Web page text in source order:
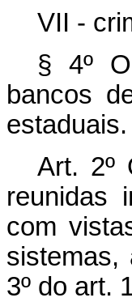
VII -
§ 4º
bancos
estaduais.
Art. 2º
reunidas
com
sistemas,
3º do art.